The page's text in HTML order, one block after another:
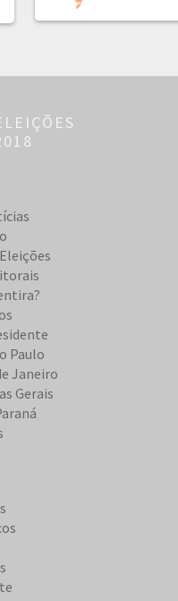
Paulo
Janeiro
Gerais